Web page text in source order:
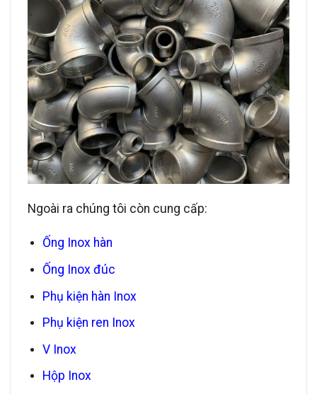
Ngoài ra chúng tôi còn cung cấp:
Ống Inox hàn
Ống Inox đúc
Phụ kiện hàn Inox
Phụ kiện ren Inox
V Inox
Hộp Inox